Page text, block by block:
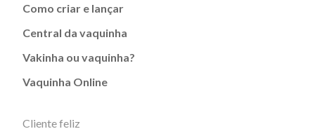
Como criar e lançar
Central da vaquinha
Vakinha ou vaquinha?
Vaquinha Online
Cliente feliz